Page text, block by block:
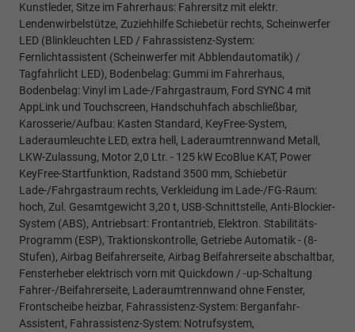
Kunstleder, Sitze im Fahrerhaus: Fahrersitz mit elektr.
Lendenwirbelstütze, Zuziehhilfe Schiebetür rechts, Scheinwerfer
LED (Blinkleuchten LED / Fahrassistenz-System:
Fernlichtassistent (Scheinwerfer mit Abblendautomatik) /
Tagfahrlicht LED), Bodenbelag: Gummi im Fahrerhaus,
Bodenbelag: Vinyl im Lade-/Fahrgastraum, Ford SYNC 4 mit
AppLink und Touchscreen, Handschuhfach abschließbar,
Karosserie/Aufbau: Kasten Standard, KeyFree-System,
Laderaumleuchte LED, extra hell, Laderaumtrennwand Metall,
LKW-Zulassung, Motor 2,0 Ltr. - 125 kW EcoBlue KAT, Power
KeyFree-Startfunktion, Radstand 3500 mm, Schiebetür
Lade-/Fahrgastraum rechts, Verkleidung im Lade-/FG-Raum:
hoch, Zul. Gesamtgewicht 3,20 t, USB-Schnittstelle, Anti-Blockier-
System (ABS), Antriebsart: Frontantrieb, Elektron. Stabilitäts-
Programm (ESP), Traktionskontrolle, Getriebe Automatik - (8-
Stufen), Airbag Beifahrerseite, Airbag Beifahrerseite abschaltbar,
Fensterheber elektrisch vorn mit Quickdown / -up-Schaltung
Fahrer-/Beifahrerseite, Laderaumtrennwand ohne Fenster,
Frontscheibe heizbar, Fahrassistenz-System: Berganfahr-
Assistent, Fahrassistenz-System: Notrufsystem,